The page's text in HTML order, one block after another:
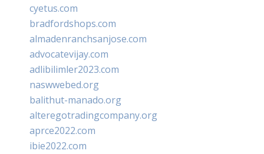
cyetus.com
bradfordshops.com
almadenranchsanjose.com
advocatevijay.com
adlibilimler2023.com
naswwebed.org
balithut-manado.org
alteregotradingcompany.org
aprce2022.com
ibie2022.com